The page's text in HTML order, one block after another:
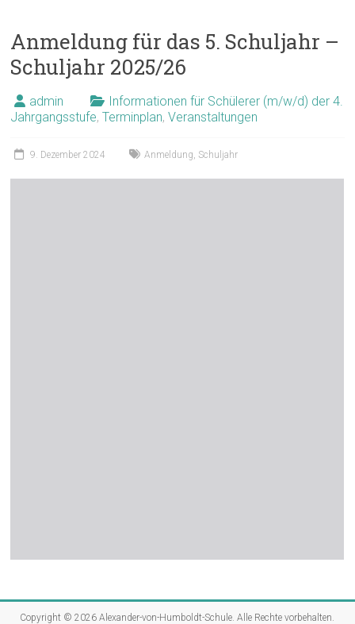
Anmeldung für das 5. Schuljahr –
Schuljahr 2025/26
admin
Informationen für Schülerer (m/w/d) der 4.
Jahrgangsstufe,Terminplan,Veranstaltungen
9. Dezember 2024 Anmeldung Schuljahr
Copyright © 2026Alexander-von-Humboldt-Schule . Alle Rechte vorbehalten.